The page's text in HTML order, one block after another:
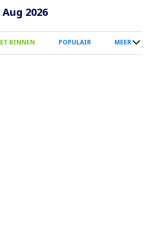
Overslaan
naar
inhoud
2026
BINNEN POPULAIR MEER